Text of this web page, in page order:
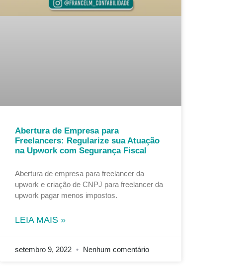
Abertura de Empresa para
Freelancers: Regularize sua Atuação
na Upwork com Segurança Fiscal
Abertura de empresa para freelancer da
upwork e criação de CNPJ para freelancer da
upwork pagar menos impostos.
LEIA MAIS »
setembro 9, 2022 Nenhum comentário